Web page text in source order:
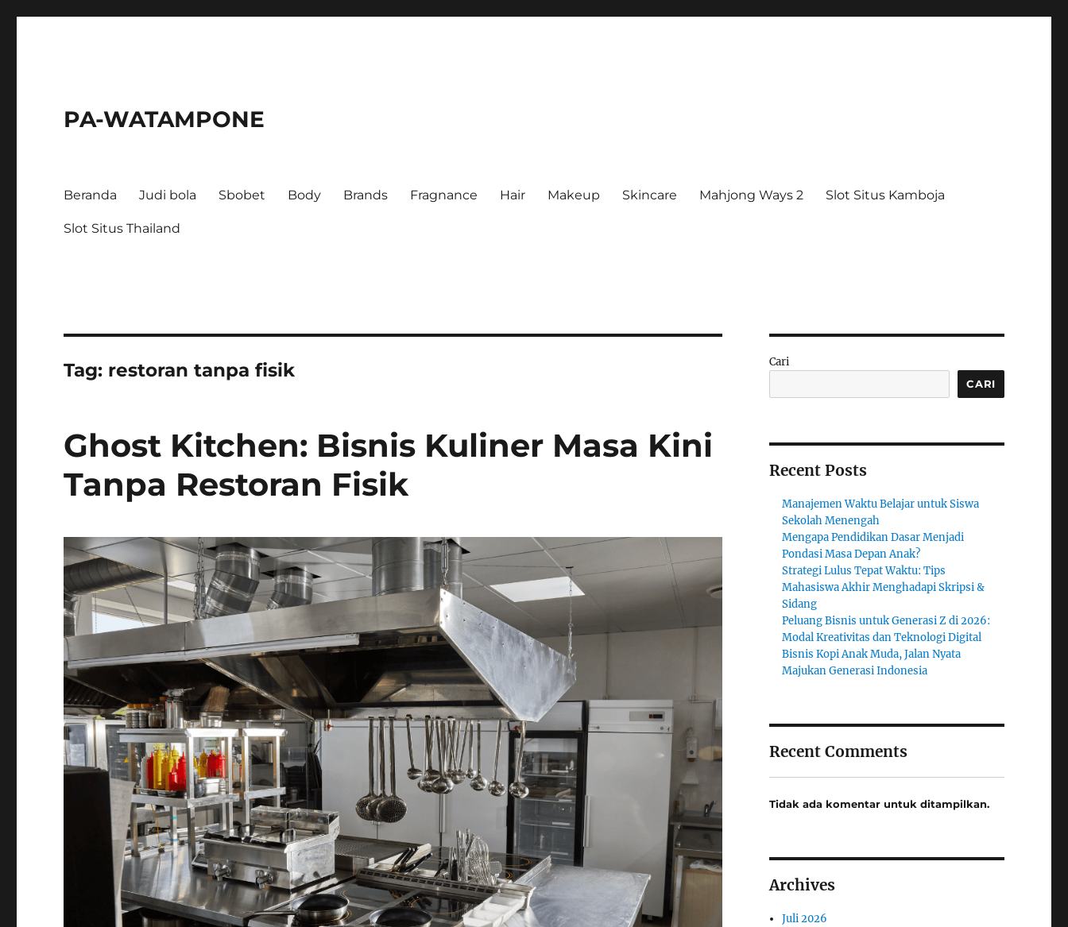
PA-WATAMPONE
Beranda Judi bola Sbobet Body Brands Fragnance Hair Makeup Skincare Mahjong Ways 2 Slot Situs Kamboja
Slot Situs Thailand
Tag: restoran tanpa fisik
Ghost Kitchen: Bisnis Kuliner Masa Kini
Tanpa Restoran Fisik
Cari
CARI
Recent Posts
Manajemen Waktu Belajar untuk Siswa
Sekolah Menengah
Mengapa Pendidikan Dasar Menjadi
Pondasi Masa Depan Anak?
Strategi Lulus Tepat Waktu: Tips
Mahasiswa Akhir Menghadapi Skripsi &
Sidang
Peluang Bisnis untuk Generasi Z di 2026:
Modal Kreativitas dan Teknologi Digital
Bisnis Kopi Anak Muda, Jalan Nyata
Majukan Generasi Indonesia
Recent Comments
Tidak ada komentar untuk ditampilkan.
Archives
Juli 2026